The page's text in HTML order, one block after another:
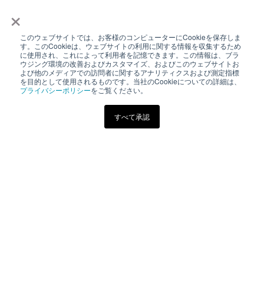
×
このウェブサイトでは、お客様のコンピューターにCookieを保存しま
す。このCookieは、ウェブサイトの利用に関する情報を収集するため
に使用され、これによって利用者を記憶できます。この情報は、ブラ
ウジング環境の改善およびカスタマイズ、およびこのウェブサイトお
よび他のメディアでの訪問者に関するアナリティクスおよび測定指標
を目的として使用されるものです。当社のCookieについての詳細は、
プライバシーポリシーをご覧ください。
すべて承認
電気書院E+アカデミーは、理工学専門図書出版を手掛け
る、株式会社電気書院の本をオンラインで活用する新し
いスタイルの学習方法です。
eラーニング